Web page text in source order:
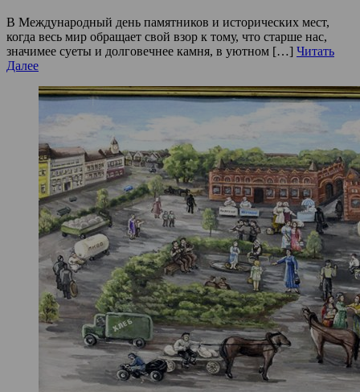
В Международный день памятников и исторических мест,
когда весь мир обращает свой взор к тому, что старше нас,
значимее суеты и долговечнее камня, в уютном […] Читать
Далее